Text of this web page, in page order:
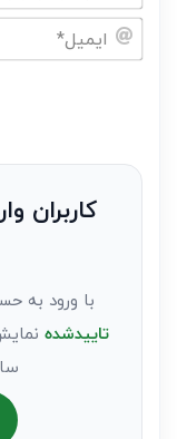
نام
خود
نظر
کاربران
با ورود به
تاییدشده